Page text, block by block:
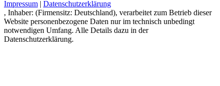
Impressum | Datenschutzerklärung
, Inhaber: (Firmensitz: Deutschland), verarbeitet zum Betrieb dieser
Website personenbezogene Daten nur im technisch unbedingt
notwendigen Umfang. Alle Details dazu in der
Datenschutzerklärung.